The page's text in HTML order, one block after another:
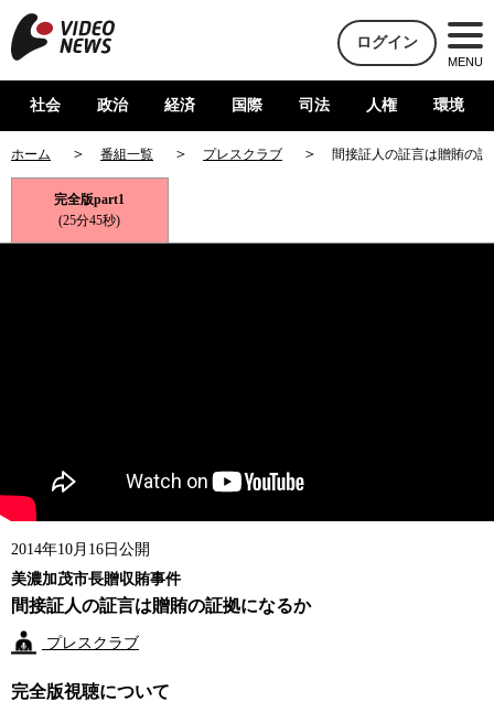
ログイン
MENU
社会 政治 経済 国際 司法 人権 環境
ホーム 番組一覧 プレスクラブ 間接証人の証言は贈賄の
完全版part1
(25分45秒)
2014年10月16日公開
美濃加茂市長贈収賄事件
間接証人の証言は贈賄の証拠になるか
プレスクラブ
完全版視聴について